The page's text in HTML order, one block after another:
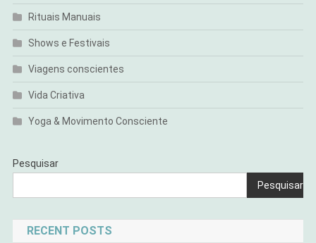
Rituais Manuais
Shows e Festivais
Viagens conscientes
Vida Criativa
Yoga & Movimento Consciente
Pesquisar
Pesquisar
RECENT POSTS